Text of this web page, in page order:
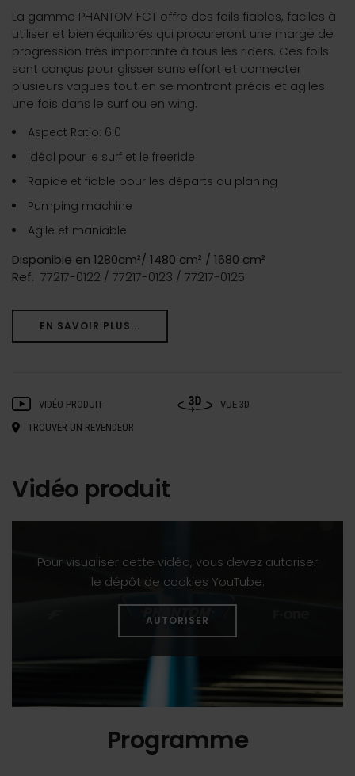
La gamme PHANTOM FCT offre des foils fiables, faciles à
utiliser et bien équilibrés qui procureront une marge de
progression très importante à tous les riders. Ces foils
sont conçus pour glisser sans effort et connecter
plusieurs vagues tout en se montrant précis et agiles
une fois dans le surf ou en wing.
Aspect Ratio: 6.0
Idéal pour le surf et le freeride
Rapide et fiable pour les départs au planing
Pumping machine
Agile et maniable
Disponible en 1280cm²/ 1480 cm² / 1680 cm²
Ref. 77217-0122 / 77217-0123 / 77217-0125
EN SAVOIR PLUS...
VIDÉO PRODUIT
VUE 3D
TROUVER UN REVENDEUR
Vidéo produit
Pour visualiser cette vidéo, vous devez autoriser
le dépôt de cookies YouTube.
AUTORISER
Programme